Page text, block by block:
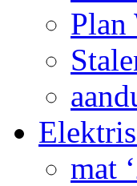
Plan
mat